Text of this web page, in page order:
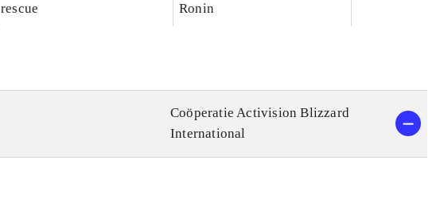
rescue
Ronin
Coöperatie Activision Blizzard
International